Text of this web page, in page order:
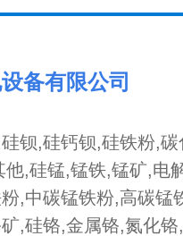
备有限公司
钡,硅钙钡,硅铁粉,
,硅锰,锰铁,锰矿,电
,中碳锰铁粉,高碳锰
,硅铬,金属铬,氮化